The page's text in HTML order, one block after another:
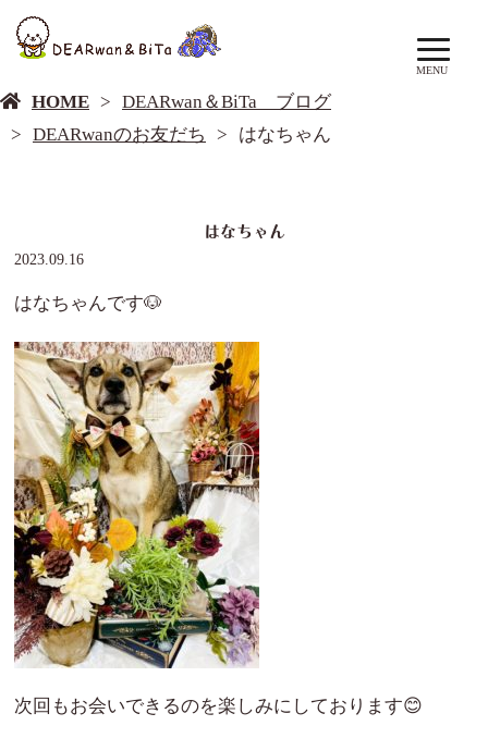
MENU
HOME
DEARwan＆BiTa ブログ
DEARwanのお友だち
はなちゃん
はなちゃん
2023.09.16
はなちゃんです🐶
次回もお会いできるのを楽しみにしております😊